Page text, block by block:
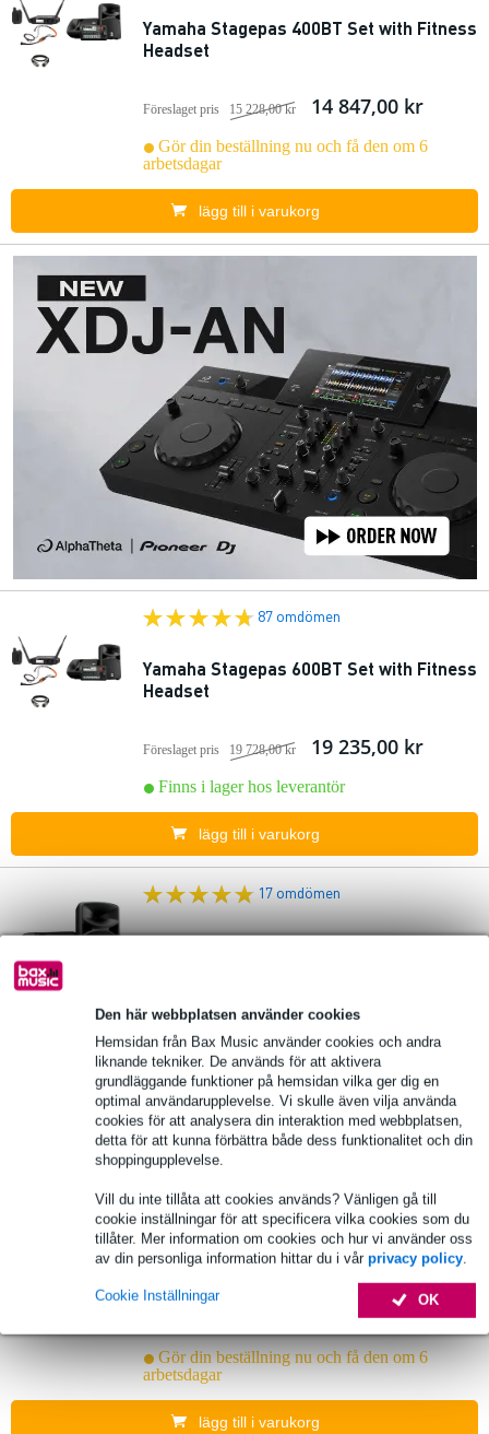
Den här webbplatsen använder cookies
Hemsidan från Bax Music använder cookies och andra
liknande tekniker. De används för att aktivera
grundläggande funktioner på hemsidan vilka ger dig en
optimal användarupplevelse. Vi skulle även vilja använda
cookies för att analysera din interaktion med webbplatsen,
detta för att kunna förbättra både dess funktionalitet och din
shoppingupplevelse.
Vill du inte tillåta att cookies används? Vänligen gå till
cookie inställningar för att specificera vilka cookies som du
tillåter. Mer information om cookies och hur vi använder oss
av din personliga information hittar du i vår privacy policy.
OK
Cookie Inställningar
Yamaha Stagepas 400BT Set with Fitness
Headset
Föreslaget pris 15 228,00 kr 14 847,00 kr
Gör din beställning nu och få den om 6
arbetsdagar
lägg till i varukorg
87 omdömen
Yamaha Stagepas 600BT Set with Fitness
Headset
Föreslaget pris 19 728,00 kr 19 235,00 kr
Finns i lager hos leverantör
lägg till i varukorg
17 omdömen
Föreslaget pris 7 890,00 kr
Gör din beställning nu och få den om 6
arbetsdagar
lägg till i varukorg
Yamaha Stagepas 400BT +
högtalarstativsats
8 056,00 kr
Gör din beställning nu och få den om 6
arbetsdagar
lägg till i varukorg